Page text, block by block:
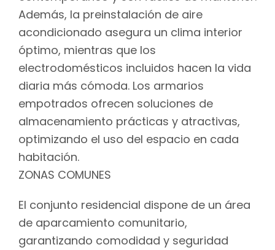
Además, la preinstalación de aire
acondicionado asegura un clima interior
óptimo, mientras que los
electrodomésticos incluidos hacen la vida
diaria más cómoda. Los armarios
empotrados ofrecen soluciones de
almacenamiento prácticas y atractivas,
optimizando el uso del espacio en cada
habitación.
ZONAS COMUNES
El conjunto residencial dispone de un área
de aparcamiento comunitario,
garantizando comodidad y seguridad